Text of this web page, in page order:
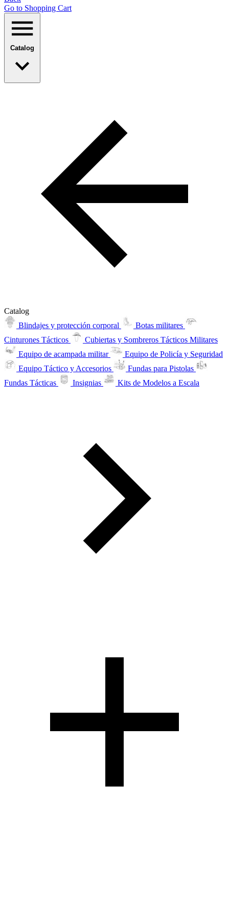
Go to Shopping Сart
Catalog
Catalog
Blindajes y protección corporal
Botas militares
Cinturones Tácticos
Cubiertas y Sombreros Tácticos Militares
Equipo de acampada militar
Equipo de Policía y Seguridad
Equipo Táctico y Accesorios
Fundas para Pistolas
Fundas Tácticas
Insignias Kits de Modelos a Escala